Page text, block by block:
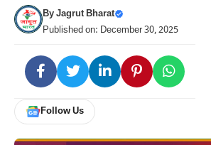
ByJagrut Bharat
Published on: December 30, 2025
Follow Us